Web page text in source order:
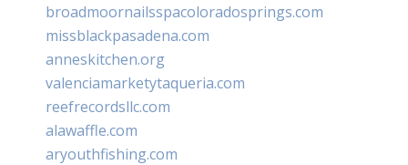
broadmoornailsspacoloradosprings.com
missblackpasadena.com
anneskitchen.org
valenciamarketytaqueria.com
reefrecordsllc.com
alawaffle.com
aryouthfishing.com